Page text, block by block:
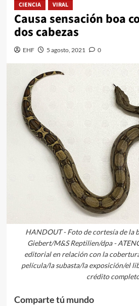
CIENCIA VIRAL
Causa sensación boa
dos cabezas
EHF 5 agosto, 2021 0
HANDOUT - Foto de cortesía de la
Giebert/M&S Reptilien/dpa -
editorial en relación con la
película/la subasta/la exposición/el
crédito
Comparte tú mundo